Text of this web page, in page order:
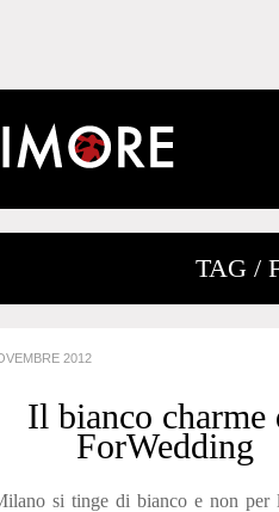
TAG /
2012
Il bianco charme
ForWedding
si tinge di bianco e non per